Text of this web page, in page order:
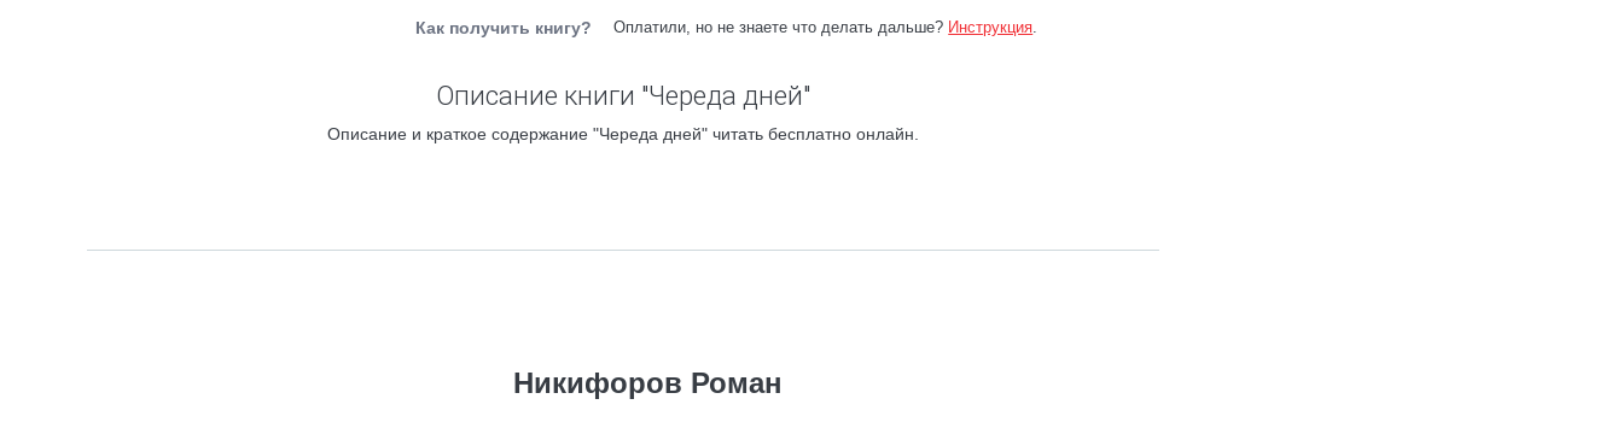
Как получить книгу? Оплатили, но не знаете что делать дальше? Инструкция.
Описание книги "Череда дней"
Описание и краткое содержание "Череда дней" читать бесплатно онлайн.
Никифоров Роман